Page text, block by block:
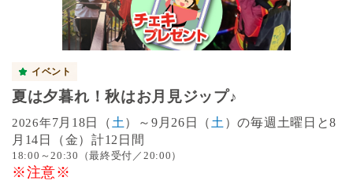
イベント
夏は夕暮れ！秋はお月見ジップ♪
2026年7月18日（ 土 ）～9月26日（ 土 ）の毎週土曜日と8
月14日（金）計12日間
18:00～20:30（最終受付／20:00）
※注意※